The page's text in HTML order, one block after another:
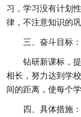
习，学习没有计划
律，不注意知识的
三、奋斗目标：
钻研新课标，
相长，努力达到学
间的距离，使每个
四、具体措施：